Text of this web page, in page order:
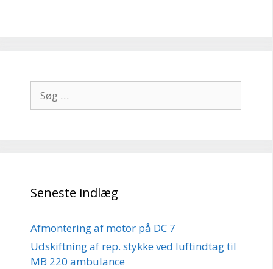
efter:
Seneste indlæg
Afmontering af motor på DC 7
Udskiftning af rep. stykke ved luftindtag til
MB 220 ambulance